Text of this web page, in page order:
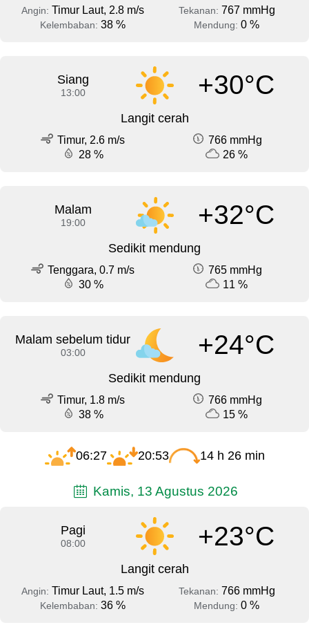
Angin: Timur Laut, 2.8 m/s Tekanan: 767 mmHg
Kelembaban: 38 % Mendung: 0 %
Siang
13:00 +30°C
Langit cerah
Timur, 2.6 m/s
766 mmHg
28 %
26 %
Malam
19:00 +32°C
Sedikit mendung
Tenggara, 0.7 m/s
765 mmHg
30 %
11 %
Malam sebelum tidur
03:00 +24°C
Sedikit mendung
Timur, 1.8 m/s
766 mmHg
38 %
15 %
06:27 20:53 14 h 26 min
Kamis, 13 Agustus 2026
Pagi
08:00 +23°C
Langit cerah
Angin: Timur Laut, 1.5 m/s Tekanan: 766 mmHg
Kelembaban: 36 % Mendung: 0 %